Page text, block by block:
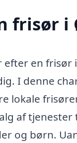
frisør i
efter en frisør
I denne
lokale
af tjenester
og børn.